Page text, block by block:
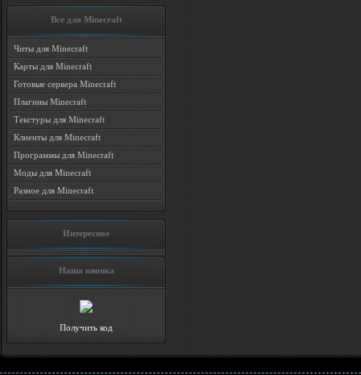
Все для Minecraft
Читы для Minecraft
Карты для Minecraft
Готовые сервера Minecraft
Плагины Minecraft
Текстуры для Minecraft
Клиенты для Minecraft
Программы для Minecraft
Моды для Minecraft
Разное для Minecraft
Интересное
Наша кнопка
Получить код